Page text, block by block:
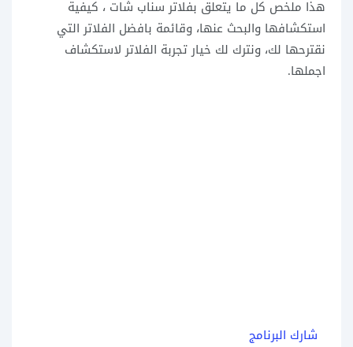
هذا ملخص كل ما يتعلق بفلاتر سناب شات ، كيفية
استكشافها والبحث عنها، وقائمة بافضل الفلاتر التي
نقترحها لك، ونترك لك خيار تجربة الفلاتر لاستكشاف
اجملها.
شارك البرنامج